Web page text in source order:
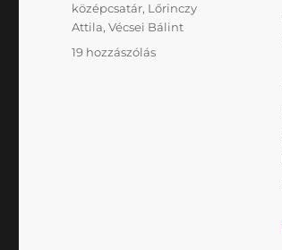
középcsatár, Lőrinczy
Attila,Vécsei Bálint
19 hozzászólásMiután